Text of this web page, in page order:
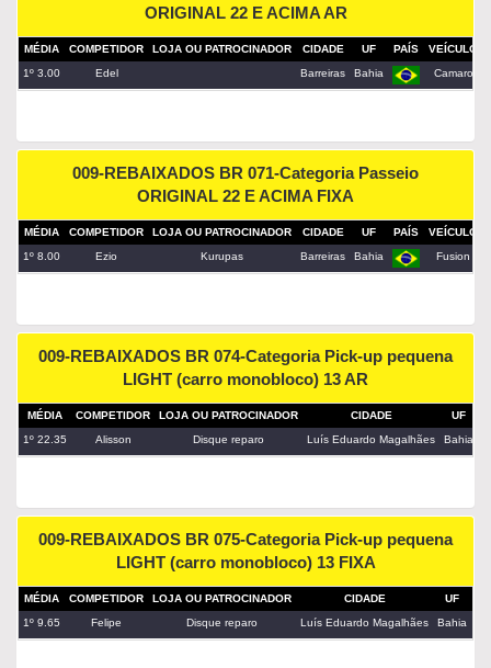
ORIGINAL 22 E ACIMA AR
MÉDIA COMPETIDOR LOJA OU PATROCINADOR CIDADE UF PAÍS VEÍCULO
1º 3.00
Edel Barreiras Bahia Camaro
009-REBAIXADOS BR 071-Categoria Passeio
ORIGINAL 22 E ACIMA FIXA
MÉDIA COMPETIDOR LOJA OU PATROCINADOR CIDADE UF PAÍS VEÍCULO
1º 8.00
Ezio Kurupas Barreiras Bahia Fusion
009-REBAIXADOS BR 074-Categoria Pick-up pequena
LIGHT (carro monobloco) 13 AR
MÉDIA COMPETIDOR LOJA OU PATROCINADOR CIDADE UF
1º 22.35
Alisson Disque reparo Luís Eduardo Magalhães Bahia
009-REBAIXADOS BR 075-Categoria Pick-up pequena
LIGHT (carro monobloco) 13 FIXA
MÉDIA COMPETIDOR LOJA OU PATROCINADOR CIDADE UF
1º 9.65
Felipe Disque reparo Luís Eduardo Magalhães Bahia